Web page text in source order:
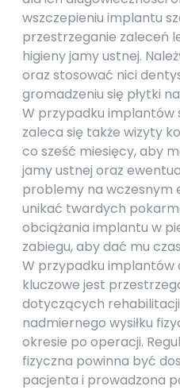
wszczepieniu implantu
przestrzeganie zaleceń
higieny jamy ustnej.
oraz stosować nici
gromadzeniu się płytki
W przypadku
zaleca się także wizyty
co sześć miesięcy, aby
jamy ustnej oraz
problemy na wczesnym
unikać twardych
obciążania implantu w
zabiegu, aby dać mu
W przypadku
kluczowe jest
dotyczących
nadmiernego wysiłku
okresie po operacji.
fizyczna powinna być
pacjenta i prowadzona